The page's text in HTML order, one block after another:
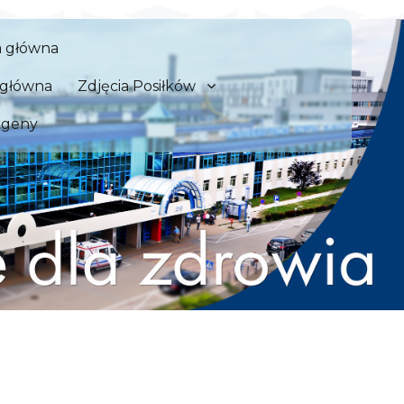
Kliniczny we
zdrowia
główna
Zdjęcia Posiłków